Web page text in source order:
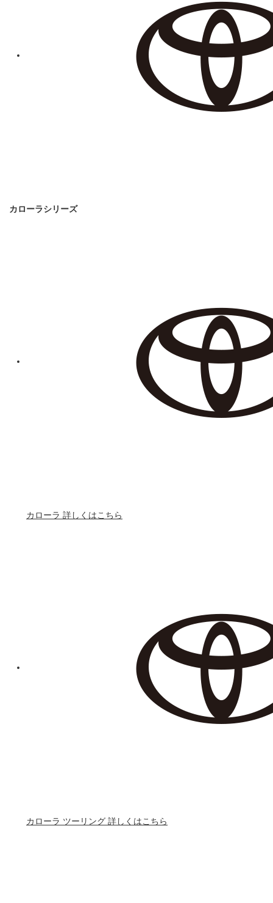
カローラシリーズ
カローラ 詳しくはこちら
カローラ ツーリング 詳しくはこちら